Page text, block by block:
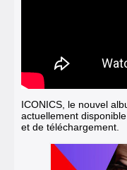
ICONICS, le nouvel
actuellement
et de téléchargement.